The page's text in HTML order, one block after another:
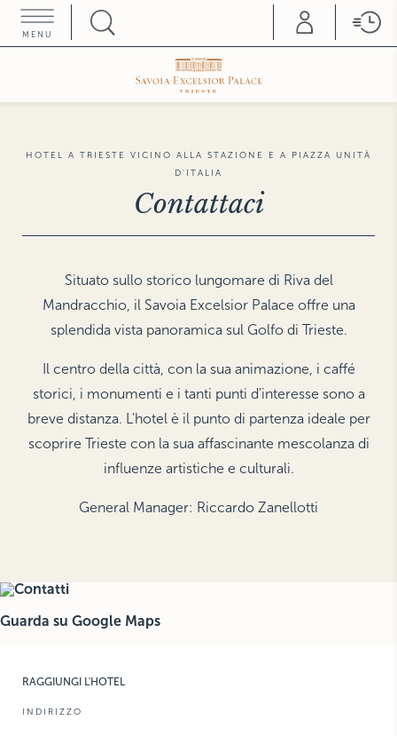
MENU
Helvetia & Bristol
Hotel & Resort
The Gore
Rosa Grand
The Michelangelo
THE HAMPTONS
Villa La Favorita
Terme di Saturnia
Grand Hotel Continental
Splendid Venice
Hotel Gabrielli
Apartments
VICENZA
Hotel Villa Michelangelo
HOTEL A TRIESTE VICINO ALLA STAZIONE E A PIAZZA UNITÀ
D'ITALIA
Contattaci
Situato sullo storico lungomare di Riva del
Mandracchio, il Savoia Excelsior Palace offre una
splendida vista panoramica sul Golfo di Trieste.
Il centro della città, con la sua animazione, i caffé
storici, i monumenti e i tanti punti d'interesse sono a
breve distanza. L'hotel è il punto di partenza ideale per
scoprire Trieste con la sua affascinante mescolanza di
influenze artistiche e culturali.
General Manager: Riccardo Zanellotti
Guarda su Google Maps
RAGGIUNGI L'HOTEL
INDIRIZZO